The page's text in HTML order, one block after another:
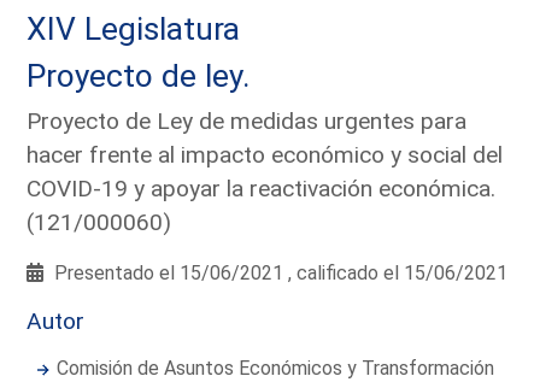
XIV Legislatura
Proyecto de ley.
Proyecto de Ley de medidas urgentes para
hacer frente al impacto económico y social del
COVID-19 y apoyar la reactivación económica.
(121/000060)
Presentado el 15/06/2021 , calificado el 15/06/2021
Autor
Comisión de Asuntos Económicos y Transformación